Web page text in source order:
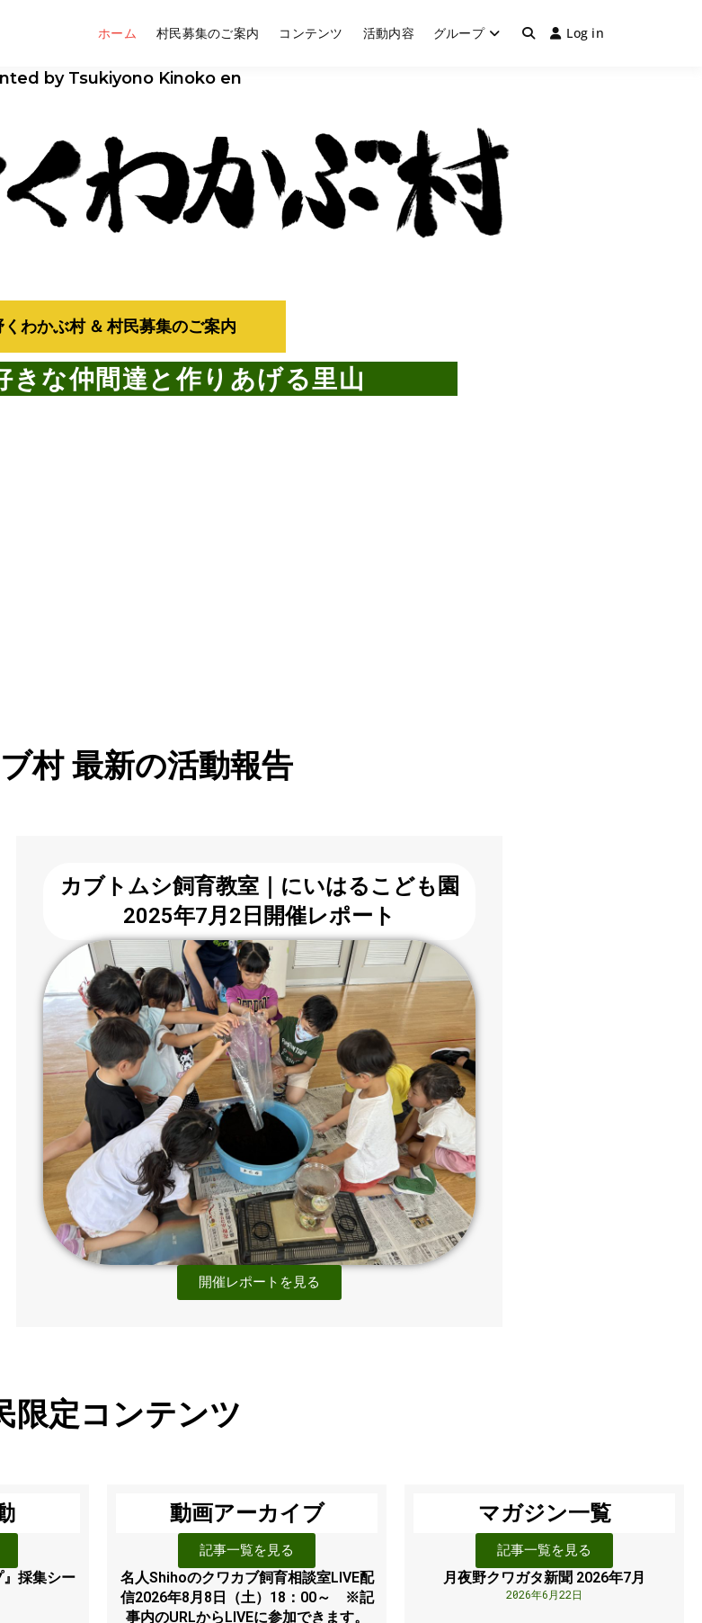
かぶ村｜クワガタ＆カブトムシ飼育・採集
ィ
ホーム 村民募集のご案内 コンテンツ 活動内容 グループ Log in
by Tsukiyono Kinoko en
くわかぶ村 ＆ 村民募集のご案内
きな仲間達と作りあげる里山​
村 最新の活動報告
カブトムシ飼育教室｜にいはるこども園
2025年7月2日開催レポート
開催レポートを見る
限定コンテンツ
採集シー
動画アーカイブ
記事一覧を見る
名人Shihoのクワカブ飼育相談室LIVE配
信2026年8月8日（土）18：00～ ※記
事内のURLからLIVEに参加できます。
マガジン一覧
記事一覧を見る
月夜野クワガタ新聞 2026年7月
2026年6月22日